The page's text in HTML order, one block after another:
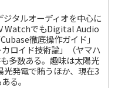
タルオーディオを中心に
WatchでもDigital Audio
徹底操作ガイド」
ロイド技術論」（ヤマハ
多数ある。趣味は太陽光
発電で賄うほか、現在3
る。